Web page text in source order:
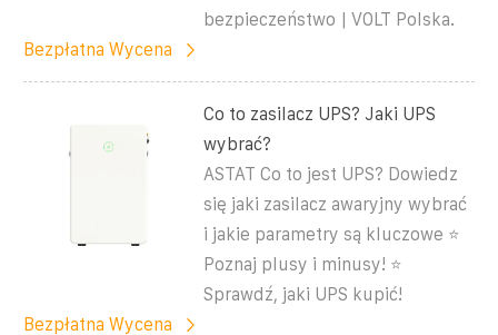
bezpieczeństwo | VOLT Polska.
Bezpłatna Wycena
Co to zasilacz UPS? Jaki UPS
wybrać?
ASTAT Co to jest UPS? Dowiedz
się jaki zasilacz awaryjny wybrać
i jakie parametry są kluczowe ⭐
Poznaj plusy i minusy! ⭐
Sprawdź, jaki UPS kupić!
Bezpłatna Wycena